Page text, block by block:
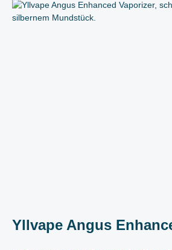
Yllvape Angus